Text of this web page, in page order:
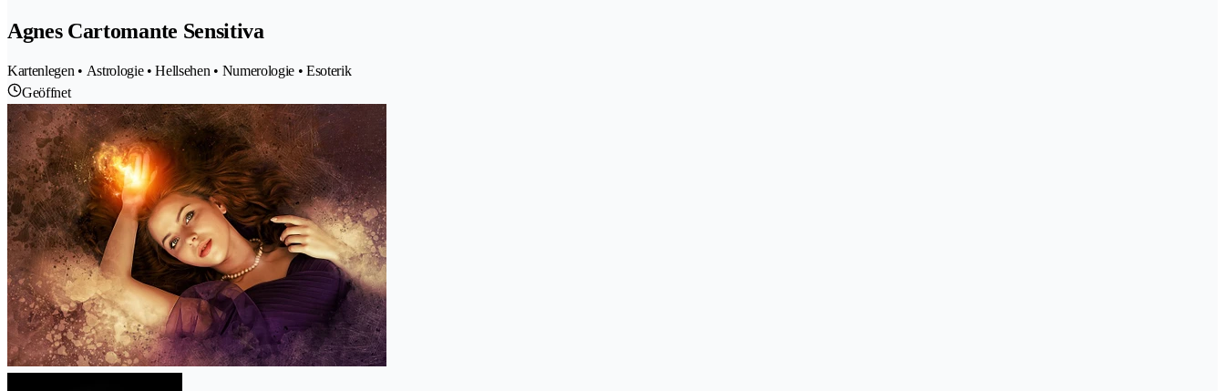
Agnes Cartomante Sensitiva
Kartenlegen • Astrologie • Hellsehen • Numerologie • Esoterik
Geöffnet